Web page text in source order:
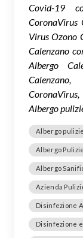
Covid-19
CoronaVirus
Virus Ozono
Calenzano
Albergo
Albergo
Albergo
Albergo
Albergo
Azienda
Disinfezione
Disinfezione